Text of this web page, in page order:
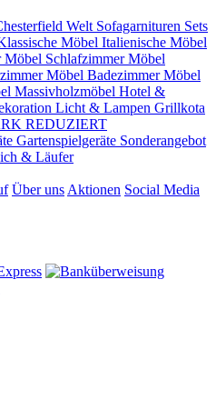
Welt Sofagarnituren Sets
Möbel Italienische Möbel
Möbel Schlafzimmer Möbel
Möbel Badezimmer Möbel
Massivholzmöbel Hotel &
Licht & Lampen Grillkota
REDUZIERT
Gartenspielgeräte Sonderangebot
& Läufer
Über uns Aktionen Social Media